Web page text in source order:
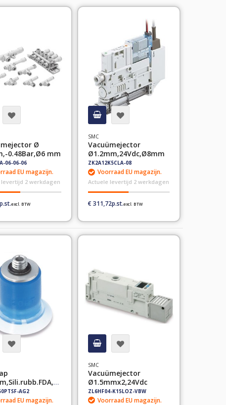
Ø
0.48Bar,Ø6 mm
06-06-06
EU magazijn.
levertijd 2 werkdagen
SMC
Vacuümejector
Ø1.2mm,24Vdc,Ø8mm
ZK2A12K5CLA-08
Voorraad EU magazijn.
Actuele levertijd 2 werkdagen
€ 311,72
AG2
EU magazijn.
SMC
Vacuümejector
Ø1.5mmx2,24Vdc
ZL6HF04-K15LOZ-VBW
Voorraad EU magazijn.